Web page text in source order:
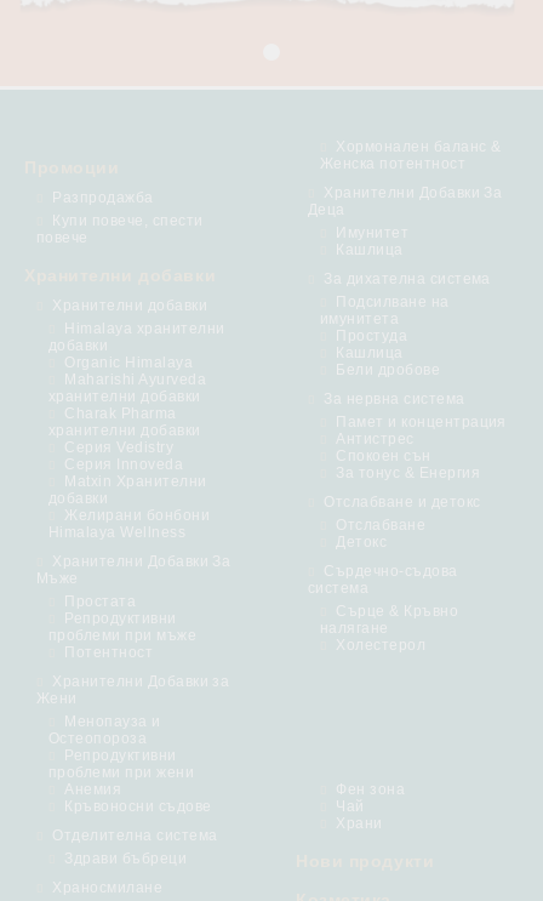
Разпродажба
Купи повече, спести
повече
Хранителни добавки
Himalaya хранителни
добавки
Organic Himalaya
Maharishi Ayurveda
хранителни добавки
Charak Pharma
хранителни добавки
Серия Vedistry
Серия Innoveda
Matxin Хранителни
добавки
Желирани бонбони
Himalaya Wellness
Хранителни Добавки За
Мъже
Простата
Репродуктивни
проблеми при мъже
Потентност
Хранителни Добавки за
Жени
Менопауза и
Остеопороза
Репродуктивни
проблеми при жени
Хормонален баланс &
Женска потентност
Хранителни Добавки За
Деца
Имунитет
Кашлица
За дихателна система
Подсилване на
имунитета
Простуда
Кашлица
Бели дробове
За нервна система
Памет и концентрация
Антистрес
Спокоен сън
За тонус & Енергия
Отслабване и детокс
Отслабване
Детокс
Сърдечно-съдова
система
Сърце & Кръвно
налягане
Холестерол
Анемия
Кръвоносни съдове
Отделителна система
Здрави бъбреци
Храносмилане
Фен зона
Чай
Храни